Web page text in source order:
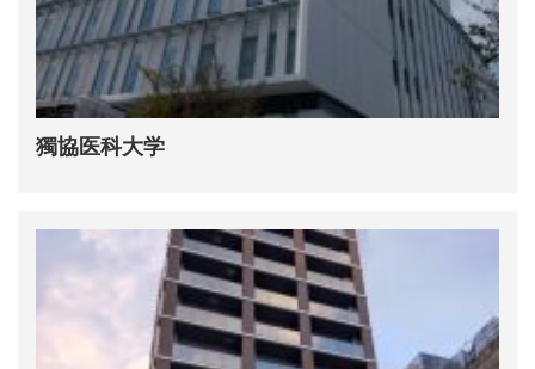
獨協医科大学